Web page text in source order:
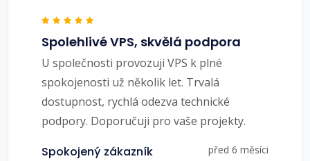
Spolehlivé VPS, skvělá podpora
U společnosti provozuji VPS k plné
spokojenosti už několik let. Trvalá
dostupnost, rychlá odezva technické
podpory. Doporučuji pro vaše projekty.
Spokojený zákazník před 6 měsíci